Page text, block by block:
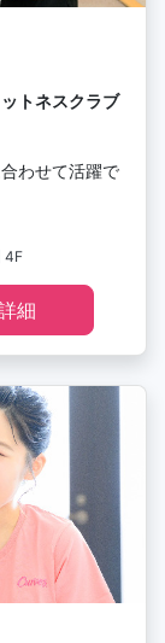
トネスクラブ
わせて活躍で
4F
細